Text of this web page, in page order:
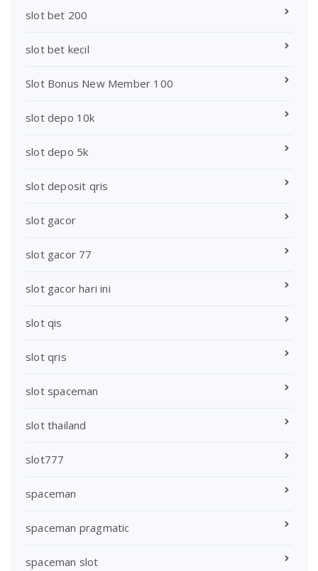
slot bet 200
slot bet kecil
Slot Bonus New Member 100
slot depo 10k
slot depo 5k
slot deposit qris
slot gacor
slot gacor 77
slot gacor hari ini
slot qis
slot qris
slot spaceman
slot thailand
slot777
spaceman
spaceman pragmatic
spaceman slot